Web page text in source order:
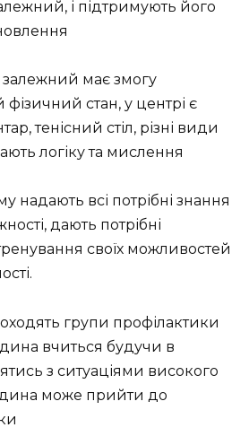
і підтримують його
залежний має змогу
фізичний стан, у центрі є
тенісний стіл, різні види
логіку та мислення
надають всі потрібні знання
дають потрібні
своїх можливостей
групи профілактики
вчиться будучи в
з ситуаціями високого
може прийти до